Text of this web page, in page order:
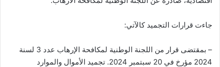
جاءت قرارات التجميد كالآتي:
– بمقتضى قرار من اللجنة الوطنية لمكافحة الإرهاب عدد 3 لسنة
2024 مؤرخ في 20 سبتمبر 2024. تجميد الأموال والموارد